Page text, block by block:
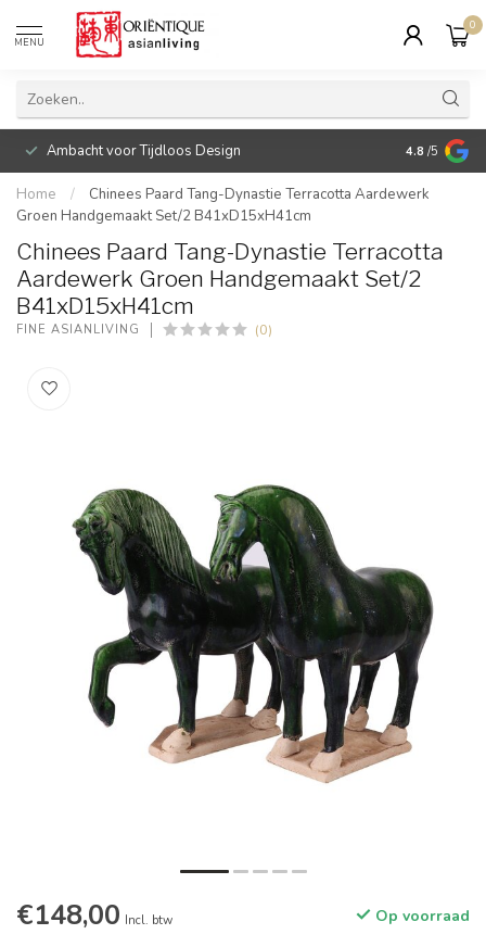
MENU
0
Ambacht voor Tijdloos Design Fysieke
4.8 /5
Home /
Chinees Paard Tang-Dynastie Terracotta Aardewerk
Groen Handgemaakt Set/2 B41xD15xH41cm
Chinees Paard Tang-Dynastie Terracotta
Aardewerk Groen Handgemaakt Set/2
B41xD15xH41cm
FINE ASIANLIVING (0)
€148,00 Incl. btw Op voorraad